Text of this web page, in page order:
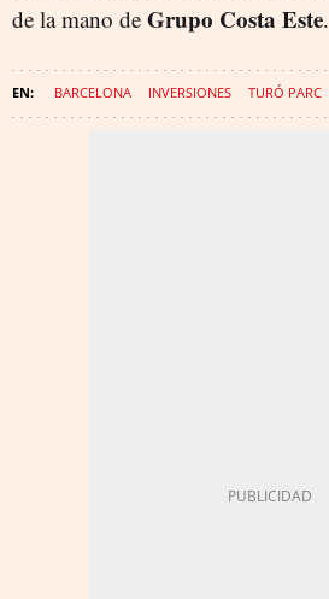
de la mano de Grupo Costa Este.
BARCELONA INVERSIONES TURÓ PARC